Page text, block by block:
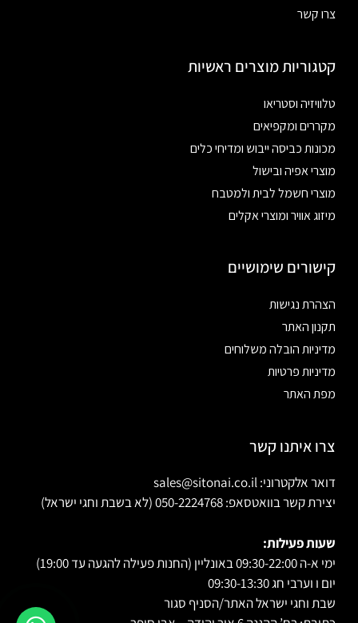
צרו קשר
קטגוריות מוצרים ראשיות
טלוויזיה וסטריאו
מקררים ומקפיאים
מכונות כביסה ייבוש ומדיחי כלים
מוצרי אפיה ובישול
מוצרי חשמל לבית ולמטבח
מיזוג אוויר ומוצרי אקלים
קישורים שימושיים
הצהרת נגישות
תקנון האתר
מדיניות הובלה משלוחים
מדיניות פרטיות
מפת האתר
צרו איתנו קשר
דואר אלקטרוני: sales@sitonai.co.il
יצירת קשר בוואטסאפ: 050-2224768 (לא בשבת וחגי ישראל)
שעות פעילות:
ימי א-ה 09:30-22:00 באונליין (החנות פעילה להגעה עד 19:00)
יום ו וערבי חג 09:30-13:30
שבת וחגי ישראל האתר/הסניף סגור